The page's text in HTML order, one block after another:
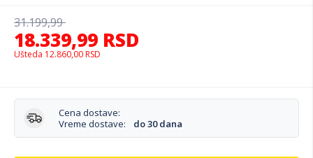
18.339,99 RSD
31.199,99
Ušteda 12.860,00 RSD
Cena dostave:
Vreme dostave:
do 30 dana